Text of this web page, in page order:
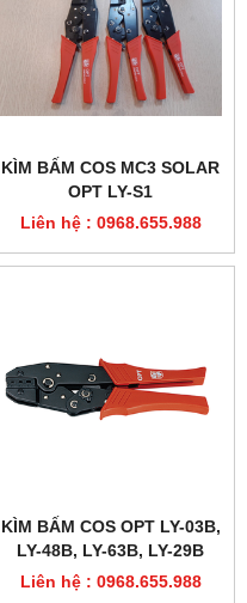
KÌM BẤM COS MC3 SOLAR
OPT LY-S1
Liên hệ : 0968.655.988
KÌM BẤM COS OPT LY-03B,
LY-48B, LY-63B, LY-29B
Liên hệ : 0968.655.988